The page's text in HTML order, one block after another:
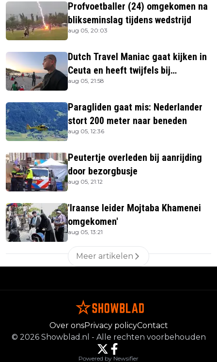
Profvoetballer (24) omgekomen na
blikseminslag tijdens wedstrijd
aug 05, 20:03
Dutch Travel Maniac gaat kijken in
Ceuta en heeft twijfels bij
berichtgeving media
aug 05, 21:58
Paragliden gaat mis: Nederlander
stort 200 meter naar beneden
aug 05, 12:36
Peutertje overleden bij aanrijding
door bezorgbusje
aug 05, 21:12
'Iraanse leider Mojtaba Khamenei
omgekomen'
aug 05, 13:21
Meer artikelen
Over onsPrivacy policyContact
© 2026 Showblad.nl - Alle rechten voorbehouden
Powered by Newsifier